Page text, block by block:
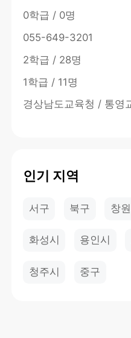
0학급 / 0명
055-649-3201
2학급 / 28명
1학급 / 11명
경상남도교육청 / 통영
인기 지역
서구 북구 창
화성시 용인시
청주시 중구